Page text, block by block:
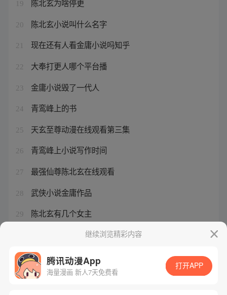
19 陈北玄为啥停更
20 陈北玄小说叫什么名字
21 现在还有人看金庸小说吗知乎
22 大奉打更人哪个平台播
23 金庸小说毁了一代人
24 青鸾峰上的书
25 天玄至尊动漫在线观看第三集
26 青鸾峰上小说写作时间
27 最强仙尊陈北玄在线观看
28 武侠小说金庸作品
29 陈北玄有几个女主
继续浏览精彩内容
腾讯动漫App
海量漫画 新人7天免费看
打开APP